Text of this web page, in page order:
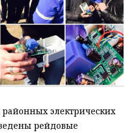
электрических
рейдовые